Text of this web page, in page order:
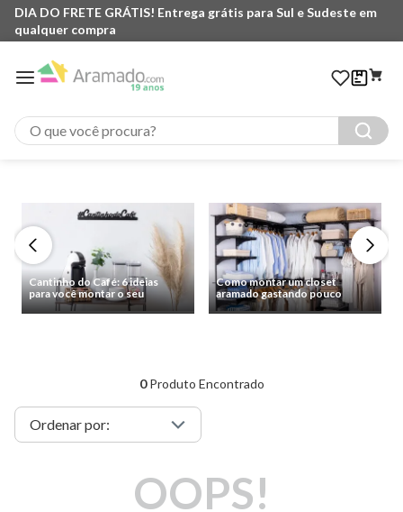
DIA DO FRETE GRÁTIS! Entrega grátis para Sul e Sudeste em
qualquer compra
O que você procura?
Cantinho do Café: 6 ideias
para você montar o seu
Como montar um closet
aramado gastando pouco
0Produto Encontrado
OOPS!